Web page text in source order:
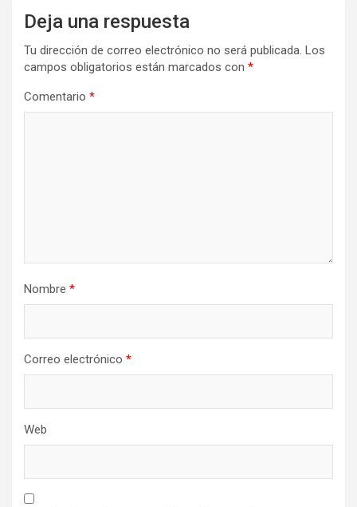
Deja una respuesta
Tu dirección de correo electrónico no será publicada. Los
campos obligatorios están marcados con *
Comentario *
Nombre *
Correo electrónico *
Web